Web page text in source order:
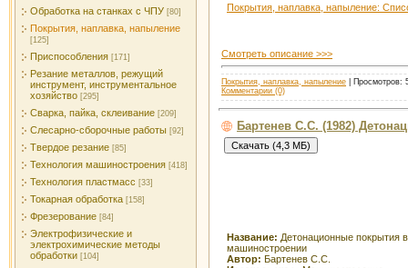
Обработка на станках с ЧПУ [80]
Покрытия, наплавка, напыление
[125]
Приспособления [171]
Резание металлов, режущий
инструмент, инструментальное
хозяйство [295]
Сварка, пайка, склеивание [209]
Слесарно-сборочные работы [92]
Твердое резание [85]
Технология машиностроения [418]
Технология пластмасс [33]
Токарная обработка [158]
Фрезерование [84]
Электрофизические и
электрохимические методы
обработки [104]
Покрытия, наплавка, напыление:
Смотреть описание >>>
Покрытия, наплавка, напыление | Просмотров:
Комментарии (0)
Бартенев С.С. (1982)
Название: Детонационные покрытия в
машиностроении
Автор: Бартенев С.С.